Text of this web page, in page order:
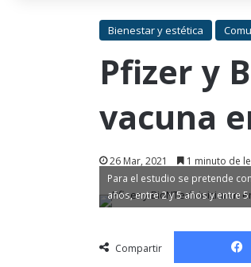
Bienestar y estética
Pfizer y
vacuna
26 Mar, 2021 1 minuto de
Para el estudio se pretende
años, entre 2 y 5 años y entre 5
Compartir